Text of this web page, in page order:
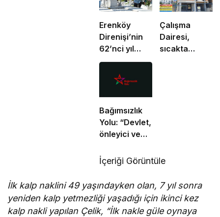
Erenköy
Direnişi’nin
62’nci yıl
dönümünde
şehitler
törenle anıldı
Çalışma
Dairesi,
sıcakta
Bağımsızlık
Yolu: “Devlet,
önleyici ve
sorumluluklarını
getirmeli”
İçeriği Görüntüle
İlk kalp naklini 49 yaşındayken olan, 7 yıl sonra
yeniden kalp yetmezliği yaşadığı için ikinci kez
kalp nakli yapılan Çelik, “İlk nakle güle oynaya